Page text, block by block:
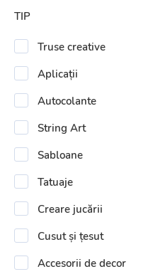
TIP
Truse creative
Aplicații
Autocolante
String Art
Sabloane
Tatuaje
Creare jucării
Cusut și țesut
Accesorii de decor